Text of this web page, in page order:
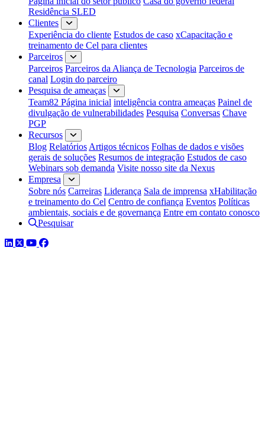
Residência SLED
Clientes
Experiência do cliente Estudos de caso xCapacitação e
treinamento de Cel para clientes
Parceiros
Parceiros Parceiros da Aliança de Tecnologia Parceiros de
canal Login do parceiro
Pesquisa de ameaças
Team82 Página inicial inteligência contra ameaças Painel de
divulgação de vulnerabilidades Pesquisa Conversas Chave
PGP
Recursos
Blog Relatórios Artigos técnicos Folhas de dados e visões
gerais de soluções Resumos de integração Estudos de caso
Webinars sob demanda Visite nosso site da Nexus
Empresa
Sobre nós Carreiras Liderança Sala de imprensa xHabilitação
e treinamento do Cel Centro de confiança Eventos Políticas
ambientais, sociais e de governança Entre em contato conosco
Pesquisar
LinkedIn
TwitterYouTube
Facebook